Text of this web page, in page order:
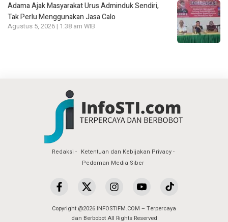
Adama Ajak Masyarakat Urus Adminduk Sendiri,
Tak Perlu Menggunakan Jasa Calo
Agustus 5, 2026 | 1:38 am WIB
Redaksi
Ketentuan dan Kebijakan Privacy
Pedoman Media Siber
Copyright @2026 INFOSTIFM.COM – Terpercaya
dan Berbobot All Rights Reserved